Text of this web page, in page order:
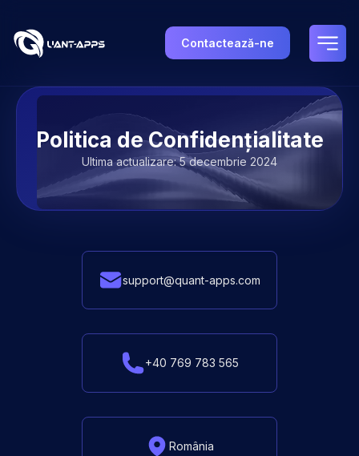
Contactează-ne
Termeni de Utilizare | Informații Legale & Drepturile
Politica de Confidențialitate
Ultima actualizare: 5 decembrie 2024
support@quant-apps.com
+40 769 783 565
România